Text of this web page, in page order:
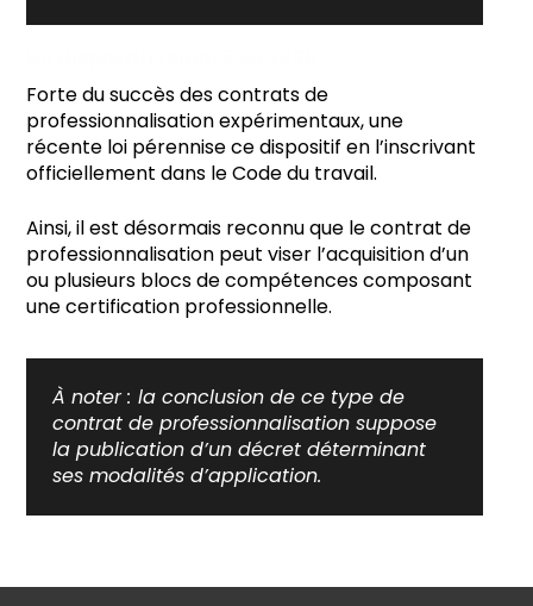
Forte du succès des contrats de
professionnalisation expérimentaux, une
récente loi pérennise ce dispositif en l’inscrivant
officiellement dans le Code du travail.
Ainsi, il est désormais reconnu que le contrat de
professionnalisation peut viser l’acquisition d’un
ou plusieurs blocs de compétences composant
une certification professionnelle.
À noter : la conclusion de ce type de
contrat de professionnalisation suppose
la publication d’un décret déterminant
ses modalités d’application.